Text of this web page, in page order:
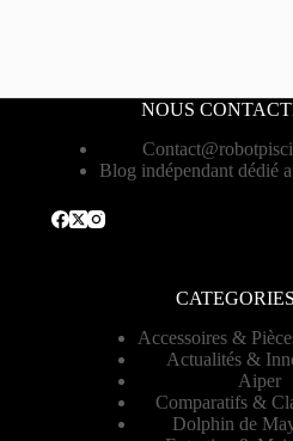
NOUS
Blog indépendant dédié
CATEGORIES
Accessoires &
Actualités &
Aiper
Comparatifs &
Dolphin de